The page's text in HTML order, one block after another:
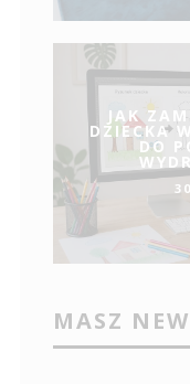
JAK
DZIECKA
DO
MASZ